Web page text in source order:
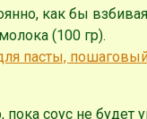
как бы взбивая
(100 гр).
соус не будет